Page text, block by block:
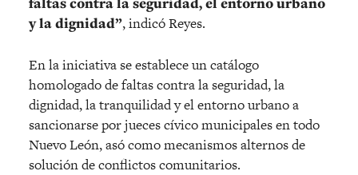
y la dignidad”, indicó Reyes.
En la iniciativa se establece un catálogo
homologado de faltas contra la seguridad, la
dignidad, la tranquilidad y el entorno urbano a
sancionarse por jueces cívico municipales en todo
Nuevo León, asó como mecanismos alternos de
solución de conflictos comunitarios.